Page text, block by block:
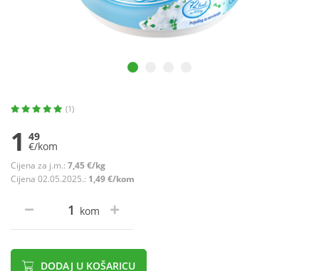
(1)
1 49
€/kom
Cijena za j.m.: 7,45 €/kg
Cijena 02.05.2025.: 1,49 €/kom
kom
DODAJ U KOŠARICU